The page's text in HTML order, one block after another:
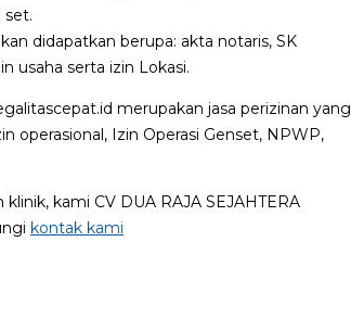
set.
didapatkan berupa: akta notaris, SK
usaha serta izin Lokasi.
merupakan jasa perizinan yang
operasional, Izin Operasi Genset, NPWP,
kami CV DUA RAJA SEJAHTERA
kontak kami